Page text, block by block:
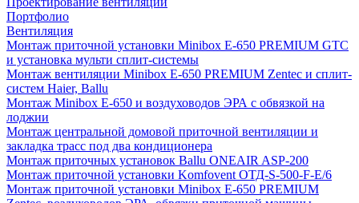
Портфолио
Вентиляция
Монтаж приточной установки Minibox E-650 PREMIUM GTC
и установка мульти сплит-системы
Монтаж вентиляции Minibox E-650 PREMIUM Zentec и сплит-
систем Haier, Ballu
Монтаж Minibox E-650 и воздуховодов ЭРА с обвязкой на
лоджии
Монтаж центральной домовой приточной вентиляции и
закладка трасс под два кондиционера
Монтаж приточных установок Ballu ONEAIR ASP-200
Монтаж приточной установки Komfovent ОТД-S-500-F-E/6
Монтаж приточной установки Minibox E-650 PREMIUM